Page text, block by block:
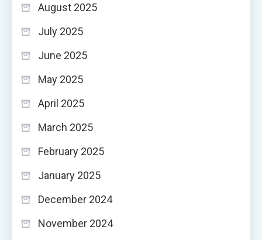
August 2025
July 2025
June 2025
May 2025
April 2025
March 2025
February 2025
January 2025
December 2024
November 2024